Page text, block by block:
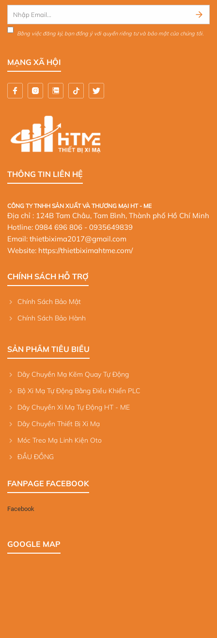
Bằng việc đăng ký, bạn đồng ý với quyền riêng tư và bảo mật của chúng tôi.
MẠNG XÃ HỘI
THÔNG TIN LIÊN HỆ
CÔNG TY TNHH SẢN XUẤT VÀ THƯƠNG MẠI HT - ME
Địa chỉ : 124B Tam Châu, Tam Bình, Thành phố Hồ Chí Minh
Hotline: 0984 696 806 - 0935649839
Email: thietbixima2017@gmail.com
Website: https://thietbiximahtme.com/
CHÍNH SÁCH HỖ TRỢ
Chính Sách Bảo Mật
Chính Sách Bảo Hành
SẢN PHẨM TIÊU BIỂU
Dây Chuyền Mạ Kẽm Quay Tự Động
Bộ Xi Mạ Tự Động Bằng Điều Khiển PLC
Dây Chuyền Xi Mạ Tự Động HT - ME
Dây Chuyền Thiết Bị Xi Mạ
Móc Treo Mạ Linh Kiện Oto
ĐẦU ĐỒNG
FANPAGE FACEBOOK
Facebook
GOOGLE MAP